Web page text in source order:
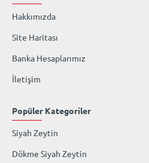
Hakkımızda
Site Haritası
Banka Hesaplarımız
İletişim
Popüler Kategoriler
Siyah Zeytin
Dökme Siyah Zeytin